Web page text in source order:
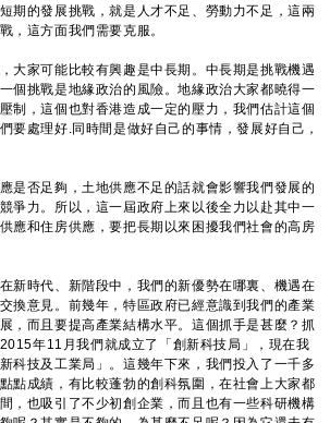
期的發展挑戰，就是人才不足、勞動力不足，這兩
，這方面我們需要克服。
家可能比較有興趣是中長期。中長期是挑戰機遇
個挑戰是地緣政治的風險。地緣政治大家都曉得一
制，這個也對香港造成一定的壓力，我們估計這個
要處理好.同時間是做好自己的事情，發展好自己，
否足夠，土地供應不足的話就會影響我們發展的
爭力。所以，這一屆政府上來以後全力以赴其中一
應和住房供應，要把長期以來困擾我們社會的高房
時代、新階段中，我們的新優勢在哪裏、機遇在
換意見。前幾年，特區政府已經意識到我們的產業
，而且要提高產業結構水平。這個抓手是甚麼？抓
年11月我們就成立了「創新科技局」，現在我
科技及工業局」。這幾年下來，我們投入了一千多
點成績，有比較蓬勃的創科氛圍，在社會上大家都
，也吸引了不少初創企業，而且也有一些科研機構